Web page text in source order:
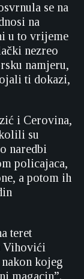
se na
na
u to vrijeme
nezreo
namjeru,
ti dokazi,
i Cerovina,
su
naredbi
policajaca,
a potom ih
teret
Vihovići
kojeg
magacin”.